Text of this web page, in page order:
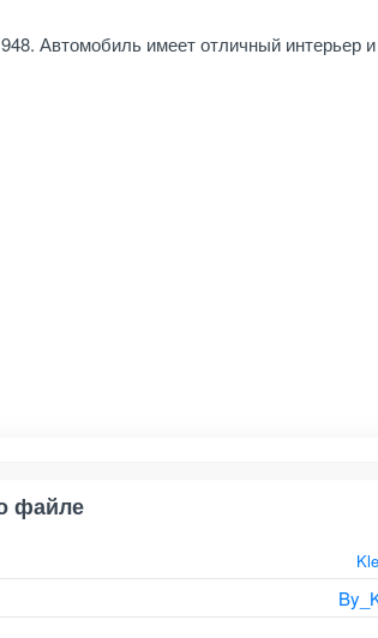
Автомобиль имеет отличный интерьер и
файле